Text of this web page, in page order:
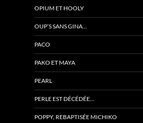
OPIUM ET HOOLY
OUP’S SANS GINA…
PACO
PAKO ET MAYA
PEARL
PERLE EST DÉCÉDÉE…
POPPY, REBAPTISÉE MICHIKO